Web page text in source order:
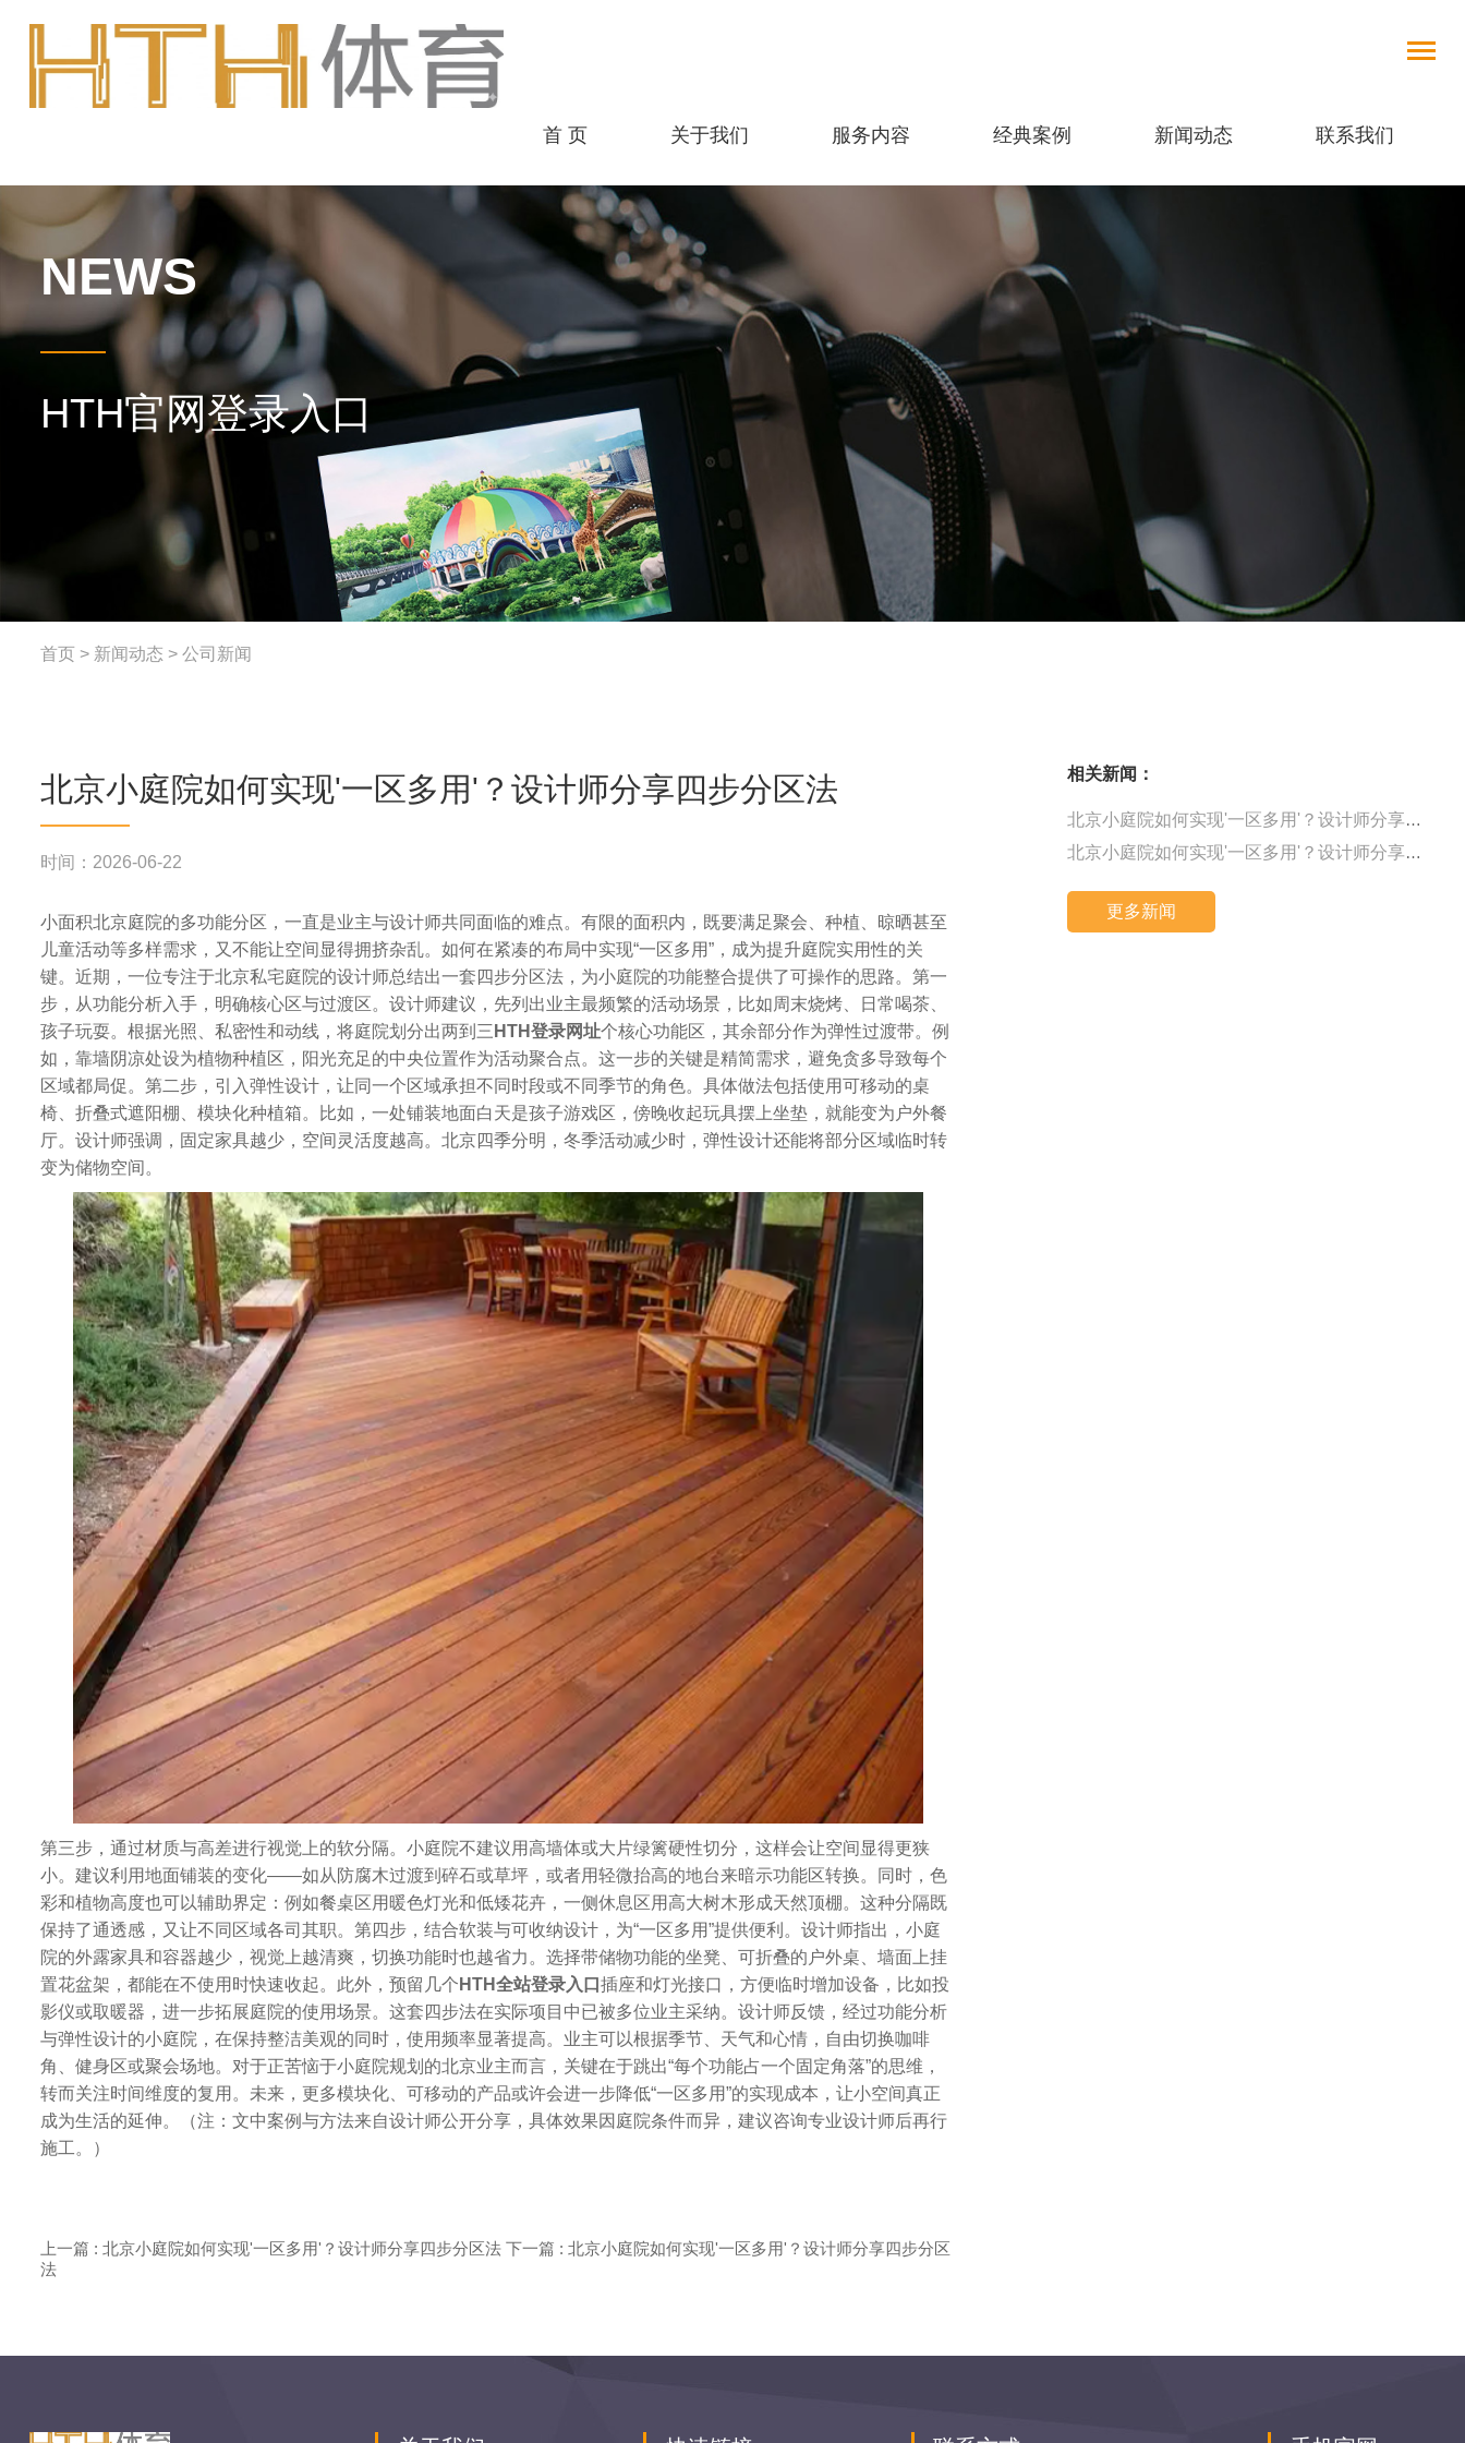
首 页 关于我们 服务内容 经典案例 新闻动态 联系我们
NEWS
HTH官网登录入口
首页> 新闻动态 > 公司新闻
北京小庭院如何实现'一区多用'？设计师分享四步分区法
时间：2026-06-22
小面积北京庭院的多功能分区，一直是业主与设计师共同面临的难点。有限的面积内，既要满足聚会、种植、晾晒甚至
儿童活动等多样需求，又不能让空间显得拥挤杂乱。如何在紧凑的布局中实现“一区多用”，成为提升庭院实用性的关
键。近期，一位专注于北京私宅庭院的设计师总结出一套四步分区法，为小庭院的功能整合提供了可操作的思路。第一
步，从功能分析入手，明确核心区与过渡区。设计师建议，先列出业主最频繁的活动场景，比如周末烧烤、日常喝茶、
孩子玩耍。根据光照、私密性和动线，将庭院划分出两到三 HTH登录网址个核心功能区，其余部分作为弹性过渡带。例
如，靠墙阴凉处设为植物种植区，阳光充足的中央位置作为活动聚合点。这一步的关键是精简需求，避免贪多导致每个
区域都局促。第二步，引入弹性设计，让同一个区域承担不同时段或不同季节的角色。具体做法包括使用可移动的桌
椅、折叠式遮阳棚、模块化种植箱。比如，一处铺装地面白天是孩子游戏区，傍晚收起玩具摆上坐垫，就能变为户外餐
厅。设计师强调，固定家具越少，空间灵活度越高。北京四季分明，冬季活动减少时，弹性设计还能将部分区域临时转
变为储物空间。
第三步，通过材质与高差进行视觉上的软分隔。小庭院不建议用高墙体或大片绿篱硬性切分，这样会让空间显得更狭
小。建议利用地面铺装的变化——如从防腐木过渡到碎石或草坪，或者用轻微抬高的地台来暗示功能区转换。同时，色
彩和植物高度也可以辅助界定：例如餐桌区用暖色灯光和低矮花卉，一侧休息区用高大树木形成天然顶棚。这种分隔既
保持了通透感，又让不同区域各司其职。第四步，结合软装与可收纳设计，为“一区多用”提供便利。设计师指出，小庭
院的外露家具和容器越少，视觉上越清爽，切换功能时也越省力。选择带储物功能的坐凳、可折叠的户外桌、墙面上挂
置花盆架，都能在不使用时快速收起。此外，预留几个 HTH全站登录入口 插座和灯光接口，方便临时增加设备，比如投
影仪或取暖器，进一步拓展庭院的使用场景。这套四步法在实际项目中已被多位业主采纳。设计师反馈，经过功能分析
与弹性设计的小庭院，在保持整洁美观的同时，使用频率显著提高。业主可以根据季节、天气和心情，自由切换咖啡
角、健身区或聚会场地。对于正苦恼于小庭院规划的北京业主而言，关键在于跳出“每个功能占一个固定角落”的思维，
转而关注时间维度的复用。未来，更多模块化、可移动的产品或许会进一步降低“一区多用”的实现成本，让小空间真正
成为生活的延伸。（注：文中案例与方法来自设计师公开分享，具体效果因庭院条件而异，建议咨询专业设计师后再行
施工。）
上一篇 : 北京小庭院如何实现'一区多用'？设计师分享四步分区法 下一篇 : 北京小庭院如何实现'一区多用'？设计师分享四步分区
法
相关新闻：
北京小庭院如何实现'一区多用'？设计师分享四步分区法
北京小庭院如何实现'一区多用'？设计师分享四步分区法
更多新闻